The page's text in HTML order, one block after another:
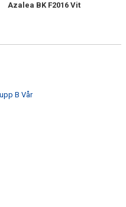
Azalea BK F2016 Vit
B Vår